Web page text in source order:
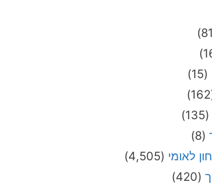
(15)
(135)
(8)
לאומי (4,505)
(420)